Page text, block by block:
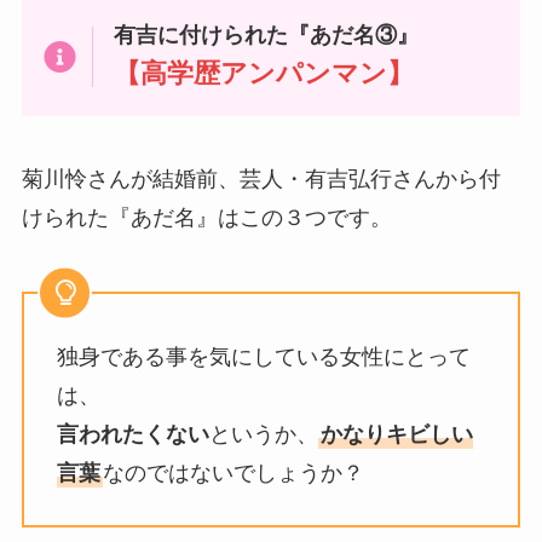
有吉に付けられた『あだ名③』
【高学歴アンパンマン】
菊川怜さんが結婚前、芸人・有吉弘行さんから付
けられた『あだ名』はこの３つです。
独身である事を気にしている女性にとって
は、
言われたくないというか、 かなりキビしい
言葉なのではないでしょうか？